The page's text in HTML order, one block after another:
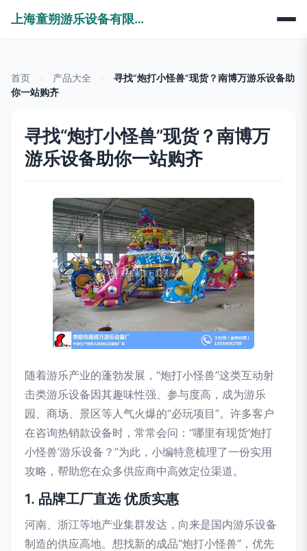
上海童朔游乐设备有限公司
首页 产品大全
寻找“炮打小怪兽”现货？南博万游乐设备助
你一站购齐
寻找“炮打小怪兽”现货？南博万
游乐设备助你一站购齐
随着游乐产业的蓬勃发展，“炮打小怪兽”这类互动射
击类游乐设备因其趣味性强、参与度高，成为游乐
园、商场、景区等人气火爆的“必玩项目”。许多客户
在咨询热销款设备时，常常会问：“哪里有现货‘炮打
小怪兽’游乐设备？”为此，小编特意梳理了一份实用
攻略，帮助您在众多供应商中高效定位渠道。
1. 品牌工厂直选 优质实惠
河南、浙江等地产业集群发达，向来是国内游乐设备
制造的供应高地。想找新的成品“炮打小怪兽”，优先